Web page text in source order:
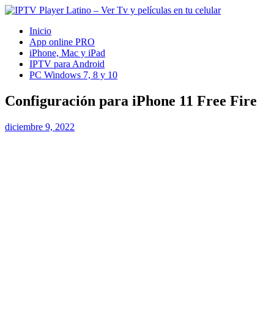
Inicio
App online PRO
iPhone, Mac y iPad
IPTV para Android
PC Windows 7, 8 y 10
Configuración para iPhone 11 Free Fire
diciembre 9, 2022